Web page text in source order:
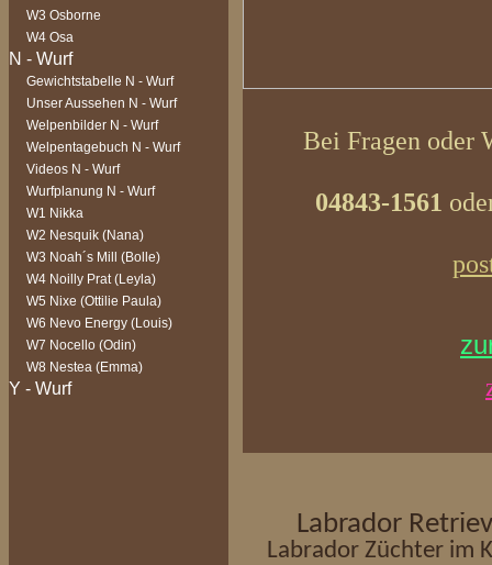
W3 Osborne
W4 Osa
Gewichtstabelle N - Wurf
Unser Aussehen N - Wurf
Welpenbilder N - Wurf
Welpentagebuch N - Wurf
Videos N - Wurf
Wurfplanung N - Wurf
W1 Nikka
W2 Nesquik (Nana)
W3 Noah´s Mill (Bolle)
W4 Noilly Prat (Leyla)
W5 Nixe (Ottilie Paula)
W6 Nevo Energy (Louis)
W7 Nocello (Odin)
W8 Nestea (Emma)
Bei Fragen oder
04843-1561
Labrador
Labrador Züchter im